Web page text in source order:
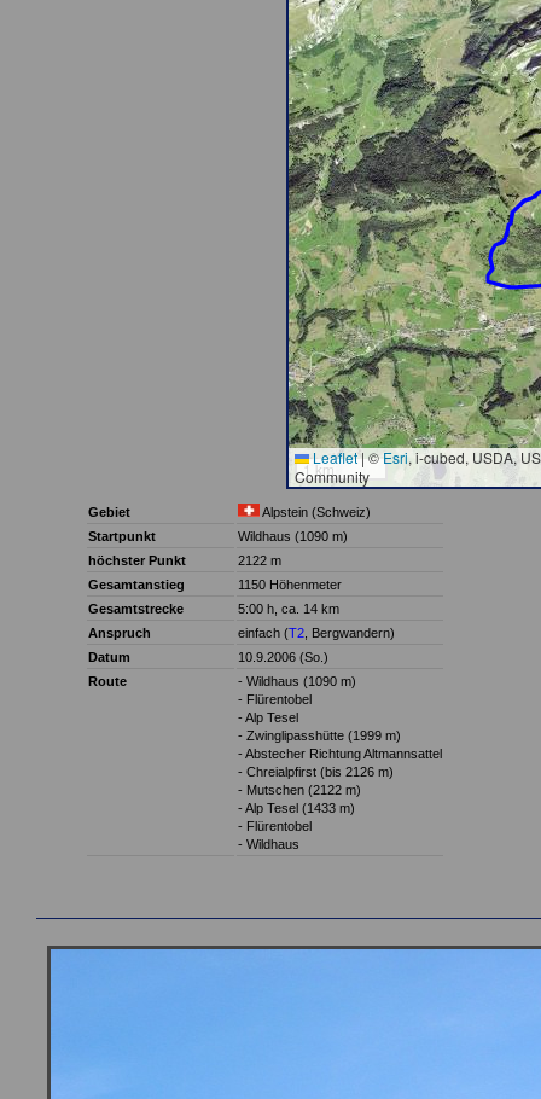
1 km
Leaflet|©Esri, i-cubed, USDA,
Community
Gebiet
Alpstein (Schweiz)
Startpunkt
Wildhaus (1090 m)
höchster Punkt
2122 m
Gesamtanstieg
1150 Höhenmeter
Gesamtstrecke
5:00 h, ca. 14 km
Anspruch
einfach (T2 , Bergwandern)
Datum
10.9.2006 (So.)
Route
- Wildhaus (1090 m)
- Flürentobel
- Alp Tesel
- Zwinglipasshütte (1999 m)
- Abstecher Richtung Altmannsattel
- Chreialpfirst (bis 2126 m)
- Mutschen (2122 m)
- Alp Tesel (1433 m)
- Flürentobel
- Wildhaus